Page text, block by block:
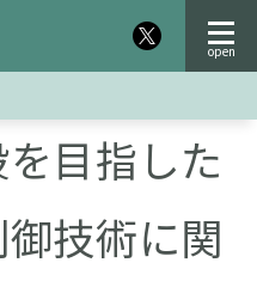
目指した
技術に関